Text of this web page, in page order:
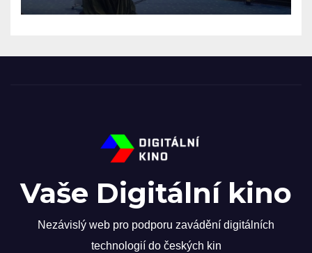
Vaše Digitální kino
Nezávislý web pro podporu zavádění digitálních
technologií do českých kin